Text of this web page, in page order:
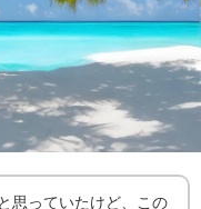
思っていたけど、この